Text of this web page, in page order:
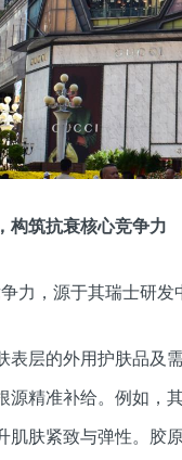
构筑抗衰核心竞争力
力，源于其瑞士研发
表层的外用护肤品及
源精准补给。例如，
肌肤紧致与弹性。胶